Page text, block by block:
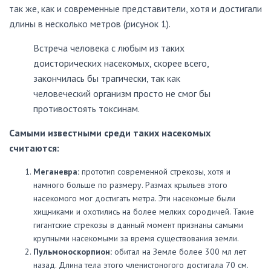
так же, как и современные представители, хотя и достигали
длины в несколько метров (рисунок 1).
Встреча человека с любым из таких
доисторических насекомых, скорее всего,
закончилась бы трагически, так как
человеческий организм просто не смог бы
противостоять токсинам.
Самыми известными среди таких насекомых
считаются:
Меганевра: прототип современной стрекозы, хотя и
намного больше по размеру. Размах крыльев этого
насекомого мог достигать метра. Эти насекомые были
хищниками и охотились на более мелких сородичей. Такие
гигантские стрекозы в данный момент признаны самыми
крупными насекомыми за время существования земли.
Пульмоноскорпион: обитал на Земле более 300 мл лет
назад. Длина тела этого членистоногого достигала 70 см.